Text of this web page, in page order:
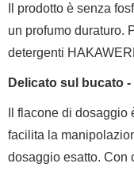
Il prodotto è senza
un profumo duraturo.
detergenti
Delicato sul bucato
Il flacone di
facilita la
dosaggio esatto. Con